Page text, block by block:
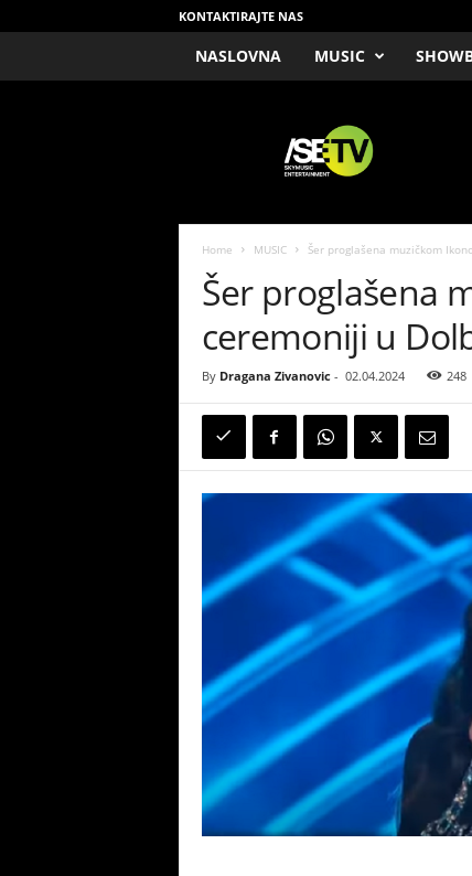
KONTAKTIRAJTE NAS
NASLOVNA MUSIC
Home MUSIC Šer proglašena muzičkom
Šer proglašena
ceremoniji u
By Dragana Zivanovic- 02.04.2024 248